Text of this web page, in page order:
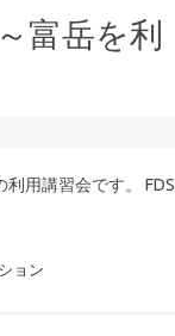
富岳を利
用講習会です。 FDS
ョン